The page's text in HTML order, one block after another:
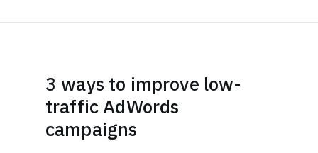
3 ways to improve low-
traffic AdWords
campaigns